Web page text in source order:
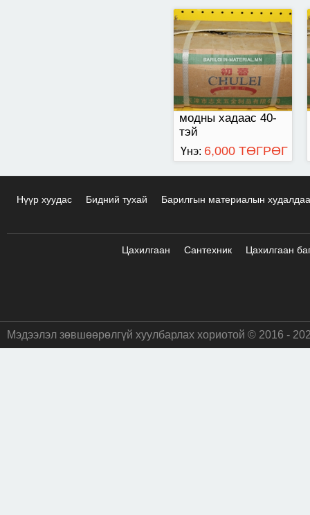
ТӨГРӨГ
модны хадаас 40-
тэй
Үнэ: 6,000 ТӨГРӨГ
Нүүр хуудас Бидний тухай Барилгын материалын
Цахилгаан Сантехник Цахилгаан
Мэдээлэл зөвшөөрөлгүй хуулбарлах хориотой © 2016 -